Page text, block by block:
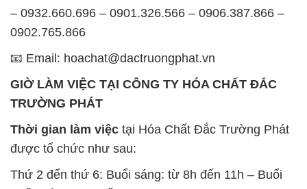
TRƯỜNG PHÁT
được tổ chức như sau:
Thứ 2 đến thứ 6: Buổi sáng: từ 8h đến 11h – Buổi
chiều: từ 12h30 đến 17h
Thứ 7: Buổi sáng: từ 8h đến 11h – Buổi chiều: từ
12h30 đến 16h
Chủ nhật: Nghỉ chủ nhật hàng tuần